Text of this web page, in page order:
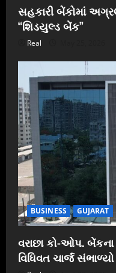
સહકારી બેંકોમાં
“શિડયુલ્ડ બેંક”
Real
BUSINESS GUJARAT
વરાછા કો-ઓપ.
વિધિવત ચાર્જ સંભાળ્યો